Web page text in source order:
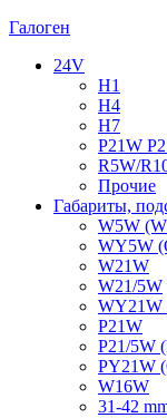
Галоген
24V
H1
H4
H7
P21W
R5W/
Прочие
Габариты,
W5W
WY5W
W21W
W21/5W
WY21W
P21W
P21/5W
PY21W
W16W
31-42